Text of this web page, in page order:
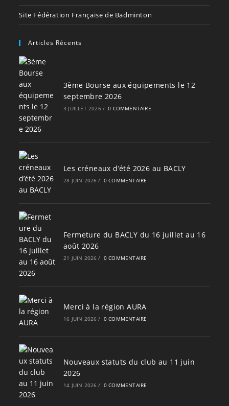
Site Fédération Française de Badminton
Articles Récents
3ème Bourse aux équipements le 12
septembre 2026
3 JUILLET 2026 / 0 COMMENTAIRE
Les créneaux d’été 2026 au BACLY
28 JUIN 2026 / 0 COMMENTAIRE
Fermeture du BACLY du 16 juillet au 16
août 2026
21 JUIN 2026 / 0 COMMENTAIRE
Merci à la région AURA
16 JUIN 2026 / 0 COMMENTAIRE
Nouveaux statuts du club au 11 juin
2026
14 JUIN 2026 / 0 COMMENTAIRE